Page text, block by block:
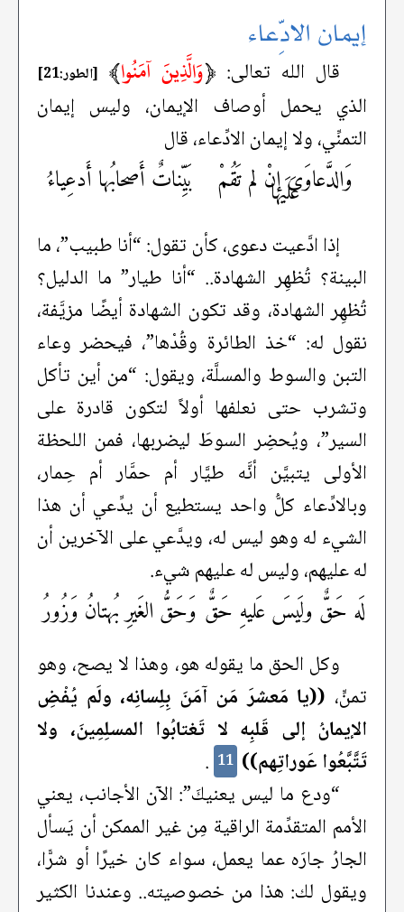
إيمان الادِّعاء
قال الله تعالى: ﴿وَالَّذِينَ آمَنُوا﴾ [الطور:21]
الذي يحمل أوصاف الإيمان، وليس إيمان
التمنِّي، ولا إيمان الادِّعاء، قال
وَالدَّعاوَى إنْ لم تَقُمْ
عَلَيها بَيِّناتٌ أَصحابُها أَدعِياءُ
إذا ادَّعيت دعوى، كأن تقول: “أنا طبيب”، ما
البينة؟ تُظهِر الشهادة.. “أنا طيار” ما الدليل؟
تُظهِر الشهادة، وقد تكون الشهادة أيضًا مزيَّفة،
نقول له: “خذ الطائرة وقُدْها”، فيحضر وعاء
التبن والسوط والمسلَّة، ويقول: “من أين تأكل
وتشرب حتى نعلفها أولاً لتكون قادرة على
السير”، ويُحضِر السوطَ ليضربها، فمن اللحظة
الأولى يتبيَّن أنَّه طيَّار أم حمَّار أم حِمار،
وبالادِّعاء كلُّ واحد يستطيع أن يدِّعي أن هذا
الشيء له وهو ليس له، ويدَّعي على الآخرين أن
له عليهم، وليس له عليهم شيء.
لَه حَقٌّ ولَيسَ عَليهِ حَقٌّ وَحَقُّ الغَيرِ بُهتانُ وَزُورُ
وكل الحق ما يقوله هو، وهذا لا يصح، وهو
تمنٍّ، ((يا مَعشرَ مَن آمَنَ بِلِسانِه، ولَم يُفْضِ
الإيمانُ إلى قَلبِه لا تَغتابُوا المسلِمِينَ، ولا
تَتَّبَّعُوا عَوراتِهم)) 11
.
“ودع ما ليس يعنيكَ”: الآن الأجانب، يعني
الأمم المتقدِّمة الراقية مِن غير الممكن أن يَسأل
الجارُ جارَه عما يعمل، سواء كان خيرًا أو شرًّا،
ويقول لك: هذا من خصوصيته.. وعندنا الكثير